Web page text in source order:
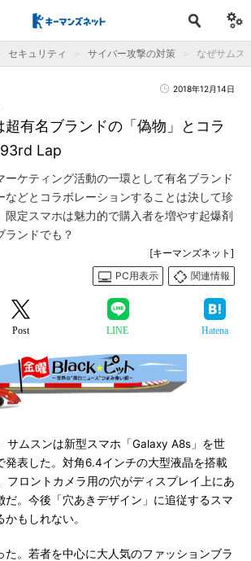
セキュリティ サイバー攻撃の対策 なぜサムス
2018年12月14日
超有名ブランドの「偽物」とコラ
Lap
ーケティング活動の一環として有名ブランド
などとコラボレーションすることは決して珍
限定スマホは魅力的で購入者を増やす起爆剤
ランドでも？
[キーマンズネット]
PC用表示
関連情報
Post LINE Hatena
サムスンは新型スマホ「Galaxy A8s」を世
発表した。対角6.4インチの大型液晶を搭載
フロントカメラ用の穴がディスプレイ上にあ
だ。今後「穴あきデザイン」に追従するスマ
もしれない。
。若者を中心に大人気のファッションブラ